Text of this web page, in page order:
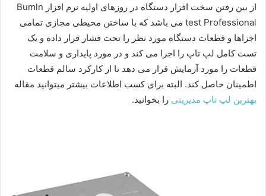
از بین رفتن سخت افزار دستگاه در روزهای اولیه نرم افزار Bumln
test Professional می باشد که با ساختن محیطی مجازی تمامی
اجزاها و قطعات دستگاه مورد نظر را تحت فشار قرار داده و یک
تست کامل لپ تاپ را اجرا می کند و در مورد پایداری و سلامت
قطعات را مورد آزمایش قرار می دهد تا از کارکرد سالم قطعات
اطمینان حاصل کند. البته برای کسب اطلاعات بیشتر میتوانید مقاله
بهترین لپ تاپ مدیریتی را بخوانید.